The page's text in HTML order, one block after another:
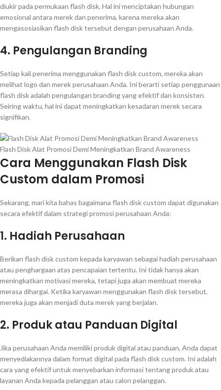
diukir pada permukaan flash disk. Hal ini menciptakan hubungan
emosional antara merek dan penerima, karena mereka akan
mengasosiasikan flash disk tersebut dengan perusahaan Anda.
4. Pengulangan Branding
Setiap kali penerima menggunakan flash disk custom, mereka akan
melihat logo dan merek perusahaan Anda. Ini berarti setiap penggunaan
flash disk adalah pengulangan branding yang efektif dan konsisten.
Seiring waktu, hal ini dapat meningkatkan kesadaran merek secara
signifikan.
Flash Disk Alat Promosi Demi Meningkatkan Brand Awareness
Cara Menggunakan Flash Disk
Custom dalam Promosi
Sekarang, mari kita bahas bagaimana flash disk custom dapat digunakan
secara efektif dalam strategi promosi perusahaan Anda:
1. Hadiah Perusahaan
Berikan flash disk custom kepada karyawan sebagai hadiah perusahaan
atau penghargaan atas pencapaian tertentu. Ini tidak hanya akan
meningkatkan motivasi mereka, tetapi juga akan membuat mereka
merasa dihargai. Ketika karyawan menggunakan flash disk tersebut,
mereka juga akan menjadi duta merek yang berjalan.
2. Produk atau Panduan Digital
Jika perusahaan Anda memiliki produk digital atau panduan, Anda dapat
menyediakannya dalam format digital pada flash disk custom. Ini adalah
cara yang efektif untuk menyebarkan informasi tentang produk atau
layanan Anda kepada pelanggan atau calon pelanggan.